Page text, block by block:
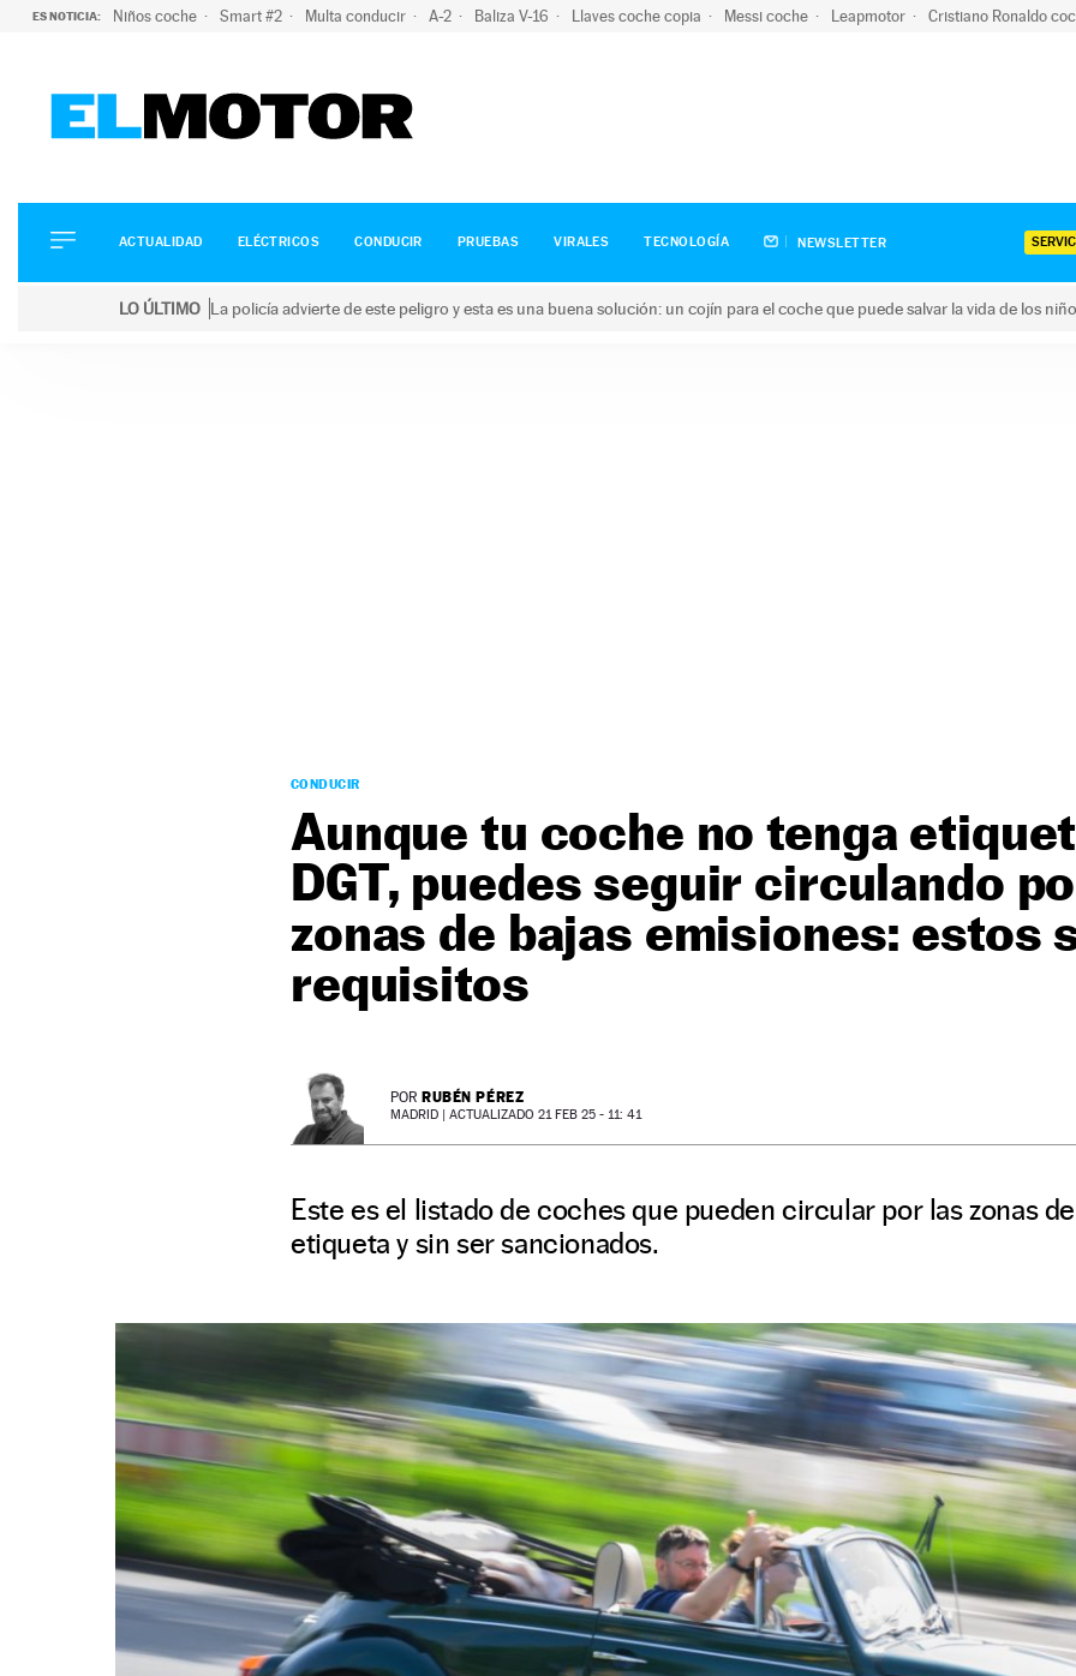
ES NOTICIA: Niños coche Smart #2 Multa conducir A-2 Baliza V-16 Llaves coche copia Messi coche Leapmotor Cristiano Ronaldo
ELÉCTRICOS
CONDUCIR
ACTUALIDAD ELÉCTRICOS CONDUCIR PRUEBAS VIRALES TECNOLOGÍA NEWSLETTER
LO ÚLTIMO La policía advierte de este peligro y esta es una buena solución: un cojín para el coche que puede salvar la vida de los
CONDUCIR
Aunque tu coche no tenga
DGT, puedes seguir circulando
zonas de bajas emisiones: estos
requisitos
POR RUBÉN PÉREZ
MADRID | ACTUALIZADO 21 FEB 25 - 11: 41
Este es el listado de coches que pueden circular por las zonas
etiqueta y sin ser sancionados.